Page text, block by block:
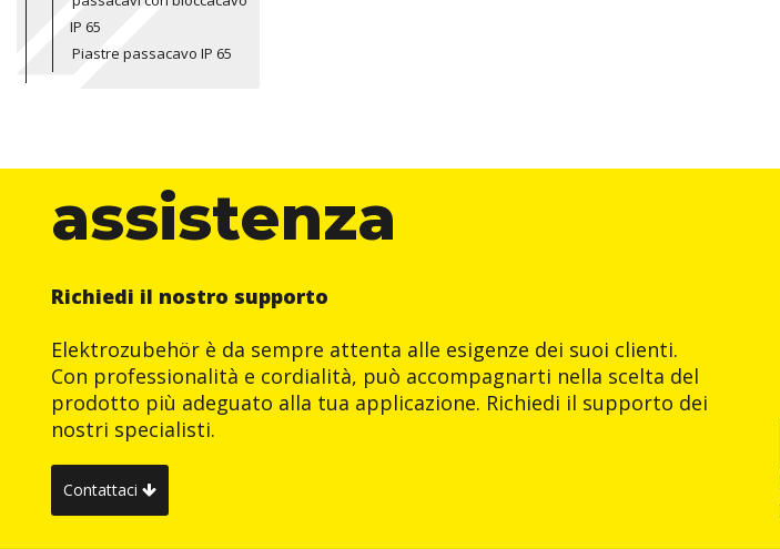
IP 65
Piastre passacavo IP 65
assistenza
Richiedi il nostro supporto
Elektrozubehör è da sempre attenta alle esigenze dei suoi clienti.
Con professionalità e cordialità, può accompagnarti nella scelta del
prodotto più adeguato alla tua applicazione. Richiedi il supporto dei
nostri specialisti.
Contattaci